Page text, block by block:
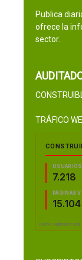
Publica
ofrece la
sector.
TRÁFICO